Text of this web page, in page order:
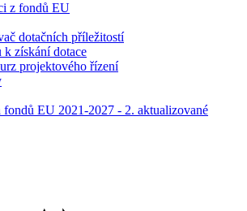
z fondů EU
dotačních příležitostí
k získání dotace
projektového řízení
fondů EU 2021-2027 - 2. aktualizované